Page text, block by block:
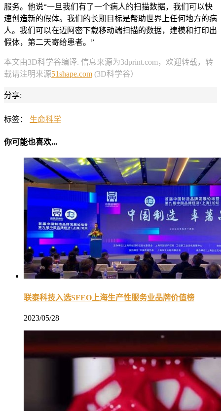
服务。他说“一旦我们有了一个病人的扫描数据，我们可以快
速创造新的假体。我们的长期目标是帮助世界上任何地方的病
人。我们可以在迈阿密下载移动端扫描的数据，建模和打印出
假体，第二天寄给患者。”
本文由3D科学谷编译. 信息来源为3dprint.com，欢迎转载，转
载请注明来源51shape.com (3D科学谷）
分享:
标签： 生命科学
你可能也喜欢...
联泰科技入选SFEO上海生产性服务业品牌价值榜
2023/05/28